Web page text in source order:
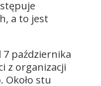
a to jest
października
z organizacji
Około stu